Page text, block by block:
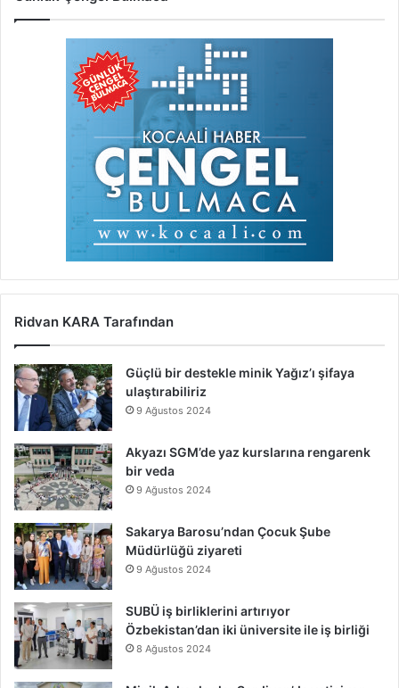
Ridvan KARA Tarafından
Güçlü bir destekle minik Yağız’ı şifaya
ulaştırabiliriz
9 Ağustos 2024
Akyazı SGM’de yaz kurslarına rengarenk
bir veda
9 Ağustos 2024
Sakarya Barosu’ndan Çocuk Şube
Müdürlüğü ziyareti
9 Ağustos 2024
SUBÜ iş birliklerini artırıyor
Özbekistan’dan iki üniversite ile iş birliği
8 Ağustos 2024